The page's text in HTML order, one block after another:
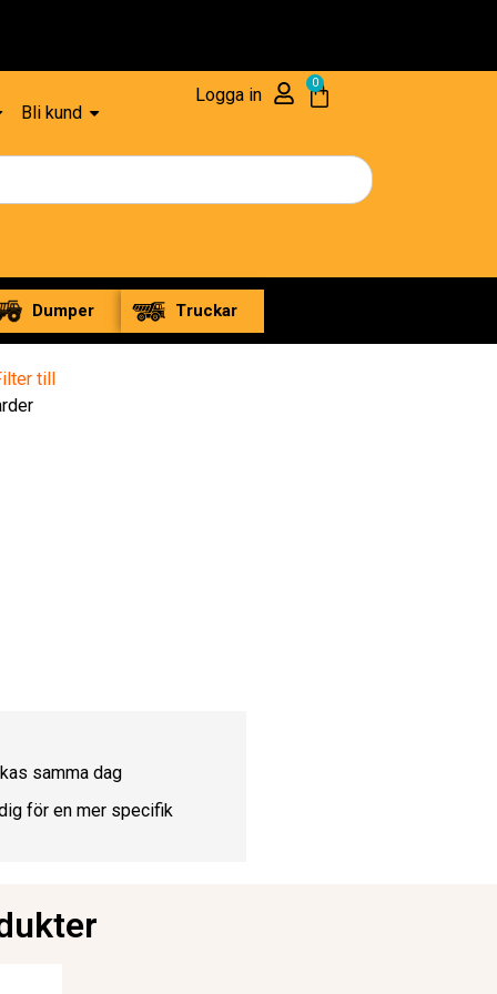
Bli kund
Logga in
0
Dumper Truckar
till
samma dag
för en mer specifik